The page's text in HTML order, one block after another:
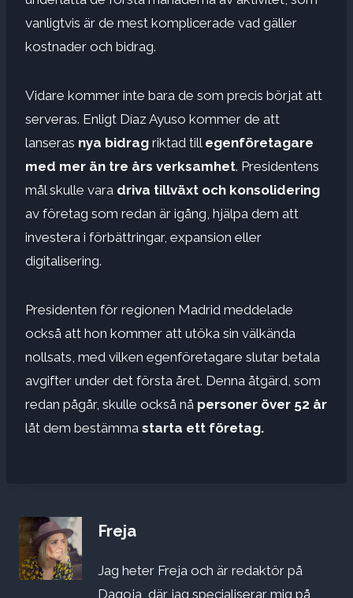
vanligtvis är de mest komplicerade vad gäller
kostnader och bidrag.
Vidare kommer inte bara de som precis börjat att
serveras. Enligt Díaz Ayuso kommer de att
lanseras nya bidrag riktad till egenföretagare
med mer än tre års verksamhet. Presidentens
mål skulle vara driva tillväxt och konsolidering
av företag som redan är igång, hjälpa dem att
investera i förbättringar, expansion eller
digitalisering.
Presidenten för regionen Madrid meddelade
också att hon kommer att utöka sin välkända
nollsats, med vilken egenföretagare slutar betala
avgifter under det första året. Denna åtgärd, som
redan pågår, skulle också nå personer över 52 år
låt dem bestämma starta ett företag.
Freja
Jag heter Freja och är redaktör på
Dagoja, där jag specialiserar mig på